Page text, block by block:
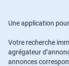
Une application
Votre recherche
agrégateur
annonces